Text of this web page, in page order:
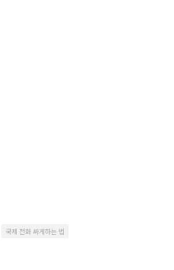
국제 전화 싸게하는 법